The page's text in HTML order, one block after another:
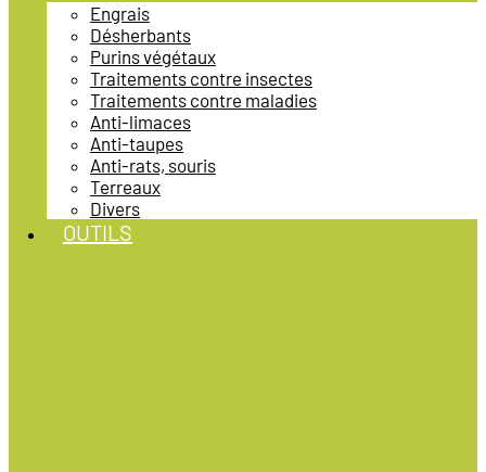
Engrais
Désherbants
Purins végétaux
Traitements contre insectes
Traitements contre maladies
Anti-limaces
Anti-taupes
Anti-rats, souris
Terreaux
Divers
OUTILS